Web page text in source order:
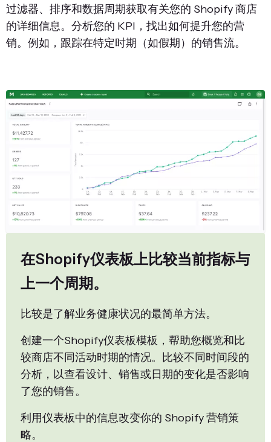
过滤器、排序和数据周期获取有关您的 Shopify 商店
的详细信息。分析您的 KPI，找出如何提升您的营
销。例如，跟踪在特定时期（如假期）的销售流。
在Shopify仪表板上比较当前指标与
上一个周期。
比较是了解业务健康状况的最简单方法。
创建一个Shopify仪表板模板，帮助您概览和比
较商店不同活动时期的情况。比较不同时间段的
分析，以查看设计、销售或日期的变化是否影响
了您的销售。
利用仪表板中的信息改变你的 Shopify 营销策
略。